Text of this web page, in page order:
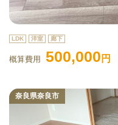
LDK 洋室 廊下
概算費用 500,000 円
奈良県奈良市